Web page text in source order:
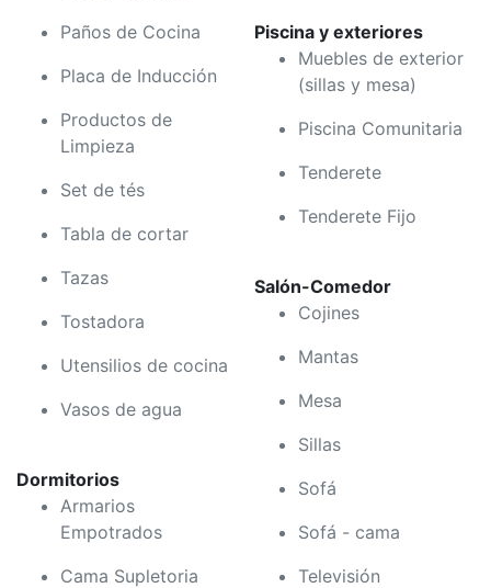
Paños de Cocina
Placa de Inducción
Productos de
Limpieza
Set de tés
Tabla de cortar
Tazas
Tostadora
Utensilios de cocina
Vasos de agua
Dormitorios
Armarios
Empotrados
Cama Supletoria
Piscina y exteriores
Muebles de exterior
(sillas y mesa)
Piscina Comunitaria
Tenderete
Tenderete Fijo
Salón-Comedor
Cojines
Mantas
Mesa
Sillas
Sofá
Sofá - cama
Televisión